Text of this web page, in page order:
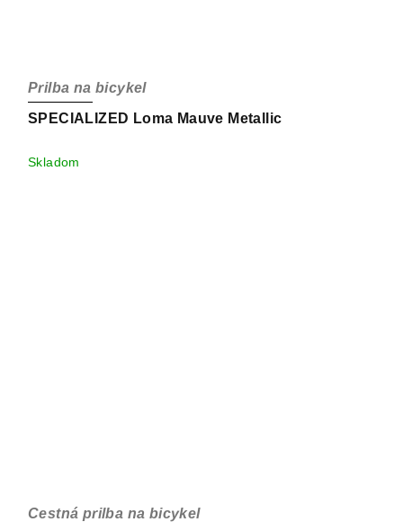
SPECIALIZED Loma Mauve Metallic
Prilba na bicykel
Skladom
Cestná prilba na bicykel